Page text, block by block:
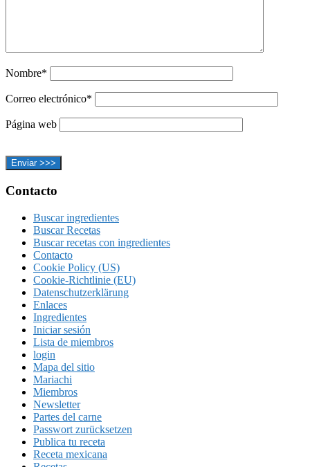
Nombre*
Correo electrónico*
Página web
Footer
Contacto
Buscar ingredientes
Buscar Recetas
Buscar recetas con ingredientes
Contacto
Cookie Policy (US)
Cookie-Richtlinie (EU)
Datenschutzerklärung
Enlaces
Ingredientes
Iniciar sesión
Lista de miembros
login
Mapa del sitio
Mariachi
Miembros
Newsletter
Partes del carne
Passwort zurücksetzen
Publica tu receta
Receta mexicana